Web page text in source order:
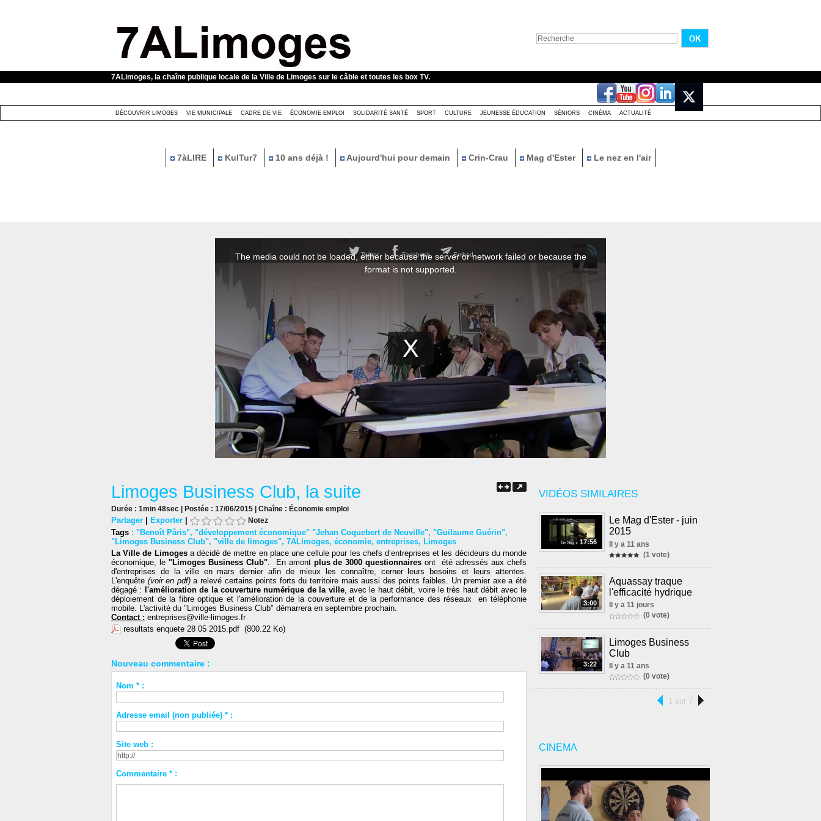
7ALimoges, la chaîne publique locale de la Ville de Limoges sur le câble et toutes les box TV.
DÉCOUVRIR LIMOGES VIE MUNICIPALE CADRE DE VIE ÉCONOMIE EMPLOI SOLIDARITÉ SANTÉ SPORT CULTURE JEUNESSE ÉDUCATION SÉNIORS CINÉMA ACTUALITÉ
7àLIRE KulTur7 10 ans déjà ! Aujourd'hui pour demain Crin-Crau Mag d'Ester Le nez en l'air
VIDÉOS SIMILAIRES
17:56
Le Mag d'Ester - juin
2015
Il y a 11 ans
(1 vote)
3:00
Aquassay traque
l'efficacité hydrique
Il y a 11 jours
(0 vote)
3:22
Limoges Business
Club
Il y a 11 ans
(0 vote)
1 sur 7
CINEMA
Limoges Business Club, la suite
Durée : 1min 48sec | Postée : 17/06/2015 | Chaîne : Économie emploi
Partager | Exporter | Notez
Tags : "Benoît Pâris", "développement économique" "Jehan Coquebert de Neuville", "Guilaume Guérin",
"Limoges Business Club", "ville de limoges", 7ALimoges, économie, entreprises, Limoges
La Ville de Limogesa décidé de mettre en place une cellule pour les chefs d’entreprises et les décideurs du monde
économique, le "Limoges Business Club". En amont plus de 3000 questionnaires ont été adressés aux chefs
d'entreprises de la ville en mars dernier afin de mieux les connaître, cerner leurs besoins et leurs attentes.
L'enquête (voir en pdf)a relevé certains points forts du territoire mais aussi des points faibles. Un premier axe a été
dégagé :
l'amélioration de la couverture numérique de la ville, avec le haut débit, voire le très haut débit avec le
déploiement de la fibre optique et l'amélioration de la couverture et de la performance des réseaux en téléphonie
mobile. L'activité du "Limoges Business Club" démarrera en septembre prochain.
Contact : entreprises@ville-limoges.fr
resultats enquete 28 05 2015.pdf (800.22 Ko)
Nouveau commentaire :
Nom * :
Adresse email (non publiée) * :
Site web :
Commentaire * :